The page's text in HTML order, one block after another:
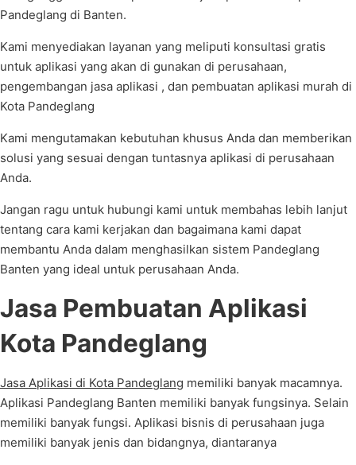
Pandeglang di Banten.
Kami menyediakan layanan yang meliputi konsultasi gratis
untuk aplikasi yang akan di gunakan di perusahaan,
pengembangan jasa aplikasi , dan pembuatan aplikasi murah di
Kota Pandeglang
Kami mengutamakan kebutuhan khusus Anda dan memberikan
solusi yang sesuai dengan tuntasnya aplikasi di perusahaan
Anda.
Jangan ragu untuk hubungi kami untuk membahas lebih lanjut
tentang cara kami kerjakan dan bagaimana kami dapat
membantu Anda dalam menghasilkan sistem Pandeglang
Banten yang ideal untuk perusahaan Anda.
Jasa Pembuatan Aplikasi
Kota Pandeglang
Jasa Aplikasi di Kota Pandeglang memiliki banyak macamnya.
Aplikasi Pandeglang Banten memiliki banyak fungsinya. Selain
memiliki banyak fungsi. Aplikasi bisnis di perusahaan juga
memiliki banyak jenis dan bidangnya, diantaranya